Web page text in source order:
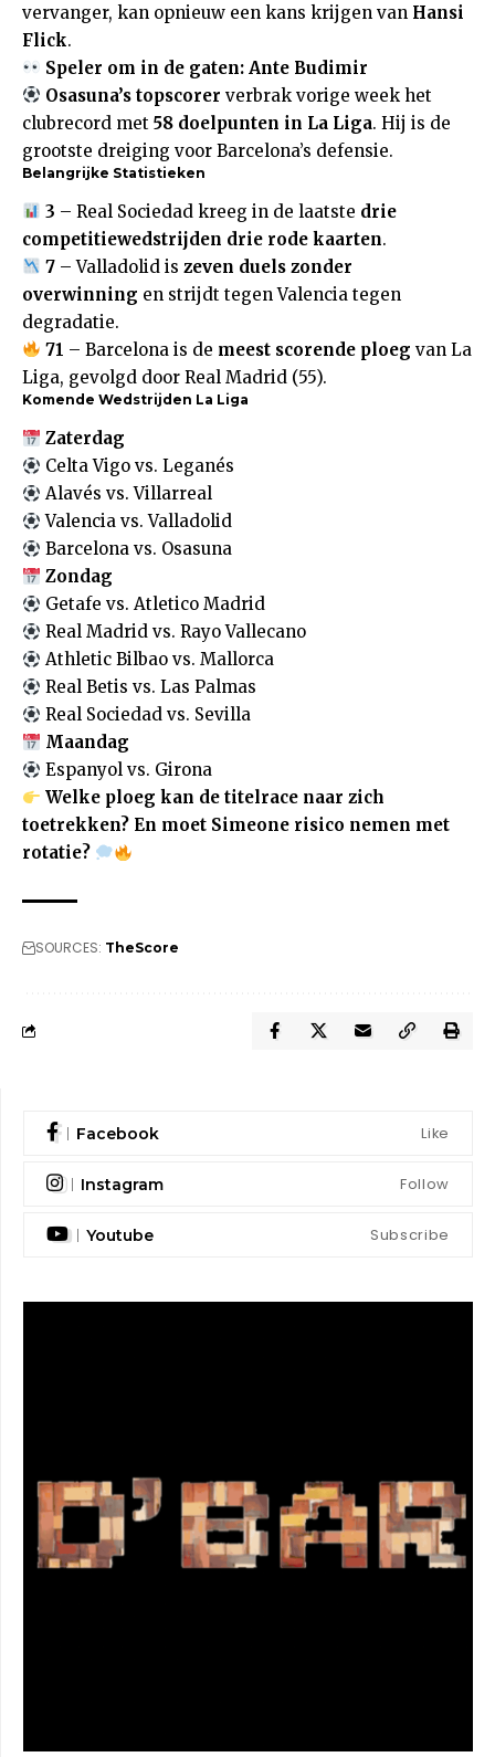
vervanger, kan opnieuw een kans krijgen van Hansi
Flick.
Speler om in de gaten: Ante Budimir
Osasuna’s topscorer verbrak vorige week het
clubrecord met 58 doelpunten in La Liga. Hij is de
grootste dreiging voor Barcelona’s defensie.
Belangrijke Statistieken
3 – Real Sociedad kreeg in de laatste drie
competitiewedstrijden drie rode kaarten.
7 – Valladolid iszeven duels zonder
overwinning en strijdt tegen Valencia tegen
degradatie.
71 – Barcelona is de meest scorende ploeg van La
Liga, gevolgd door Real Madrid (55).
Komende Wedstrijden La Liga
Zaterdag
Celta Vigo vs. Leganés
Alavés vs. Villarreal
Valencia vs. Valladolid
Barcelona vs. Osasuna
Zondag
Getafe vs. Atletico Madrid
Real Madrid vs. Rayo Vallecano
Athletic Bilbao vs. Mallorca
Real Betis vs. Las Palmas
Real Sociedad vs. Sevilla
Maandag
Espanyol vs. Girona
Welke ploeg kan de titelrace naar zich
toetrekken? En moet Simeone risico nemen met
rotatie?
SOURCES: TheScore
Facebook Like
Instagram Follow
Youtube Subscribe